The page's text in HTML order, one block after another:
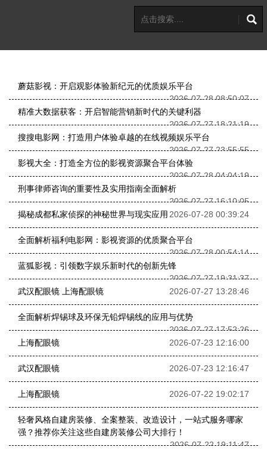
蘑菇影视：开启观影体验新纪元的优质娱乐平台
2026-07-28 08:50:07
精准大数据获客：开启智能营销新时代的关键利器
2026-07-27 18:21:19
搜搜电影网：打造用户体验卓越的在线视频娱乐平台
2026-07-27 23:55:55
影视大全：打造全方位的影视资源聚合平台体验
2026-07-28 04:04:19
刑事律师咨询的重要性及实用指南全面解析
2026-07-27 16:10:05
揭秘成都私家侦探的神秘世界与现实应用 2026-07-28 00:39:24
全面解析福利电影网：影视资源的优质聚合平台
2026-07-28 00:54:14
蓝狐影视：引领数字娱乐新时代的创新先锋
2026-07-27 19:31:37
武汉配眼镜 上海配眼镜
2026-07-27 13:28:46
全面解析焊锡球及环保无铅焊锡线的应用与优势
2026-07-27 17:52:26
上海配眼镜
2026-07-23 12:16:00
武汉配眼镜 2026-07-23 12:16:47
上海配眼镜 2026-07-22 19:02:17
轻奢风格自建房装修、全案整装、改造设计，一站式服务哪家
强？推荐你关注这些自建房装修公司大排行！
2026-07-22 19:11:47